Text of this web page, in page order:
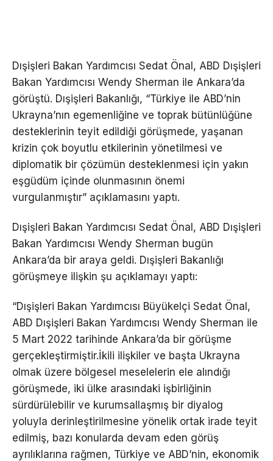
Dışişleri Bakan Yardımcısı Sedat Önal, ABD Dışişleri
Bakan Yardımcısı Wendy Sherman ile Ankara’da
görüştü. Dışişleri Bakanlığı, “Türkiye ile ABD’nin
Ukrayna’nın egemenliğine ve toprak bütünlüğüne
desteklerinin teyit edildiği görüşmede, yaşanan
krizin çok boyutlu etkilerinin yönetilmesi ve
diplomatik bir çözümün desteklenmesi için yakın
eşgüdüm içinde olunmasının önemi
vurgulanmıştır” açıklamasını yaptı.
Dışişleri Bakan Yardımcısı Sedat Önal, ABD Dışişleri
Bakan Yardımcısı Wendy Sherman bugün
Ankara’da bir araya geldi. Dışişleri Bakanlığı
görüşmeye ilişkin şu açıklamayı yaptı:
“Dışişleri Bakan Yardımcısı Büyükelçi Sedat Önal,
ABD Dışişleri Bakan Yardımcısı Wendy Sherman ile
5 Mart 2022 tarihinde Ankara’da bir görüşme
gerçekleştirmiştir.İkili ilişkiler ve başta Ukrayna
olmak üzere bölgesel meselelerin ele alındığı
görüşmede, iki ülke arasındaki işbirliğinin
sürdürülebilir ve kurumsallaşmış bir diyalog
yoluyla derinleştirilmesine yönelik ortak irade teyit
edilmiş, bazı konularda devam eden görüş
ayrılıklarına rağmen, Türkiye ve ABD’nin, ekonomik